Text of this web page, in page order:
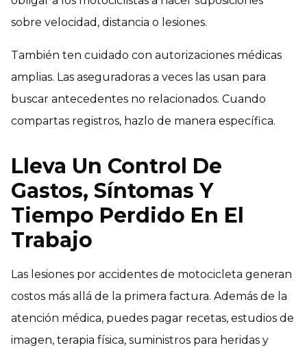
sobre velocidad, distancia o lesiones.
También ten cuidado con autorizaciones médicas
amplias. Las aseguradoras a veces las usan para
buscar antecedentes no relacionados. Cuando
compartas registros, hazlo de manera específica.
Lleva Un Control De
Gastos, Síntomas Y
Tiempo Perdido En El
Trabajo
Las lesiones por accidentes de motocicleta generan
costos más allá de la primera factura. Además de la
atención médica, puedes pagar recetas, estudios de
imagen, terapia física, suministros para heridas y